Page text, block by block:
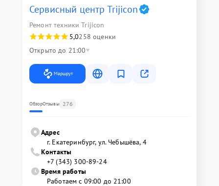
Сервисный центр Trijicon
Ремонт техники Trijicon
5,0258 оценки
Открыто до 21:00
Маршрут
ОбзорОтзывы 276
Адрес
г. Екатеринбург, ул. Чебышёва, 4
Контакты
+7 (343) 300-89-24
Время работы
Работаем с 09:00 до 21:00